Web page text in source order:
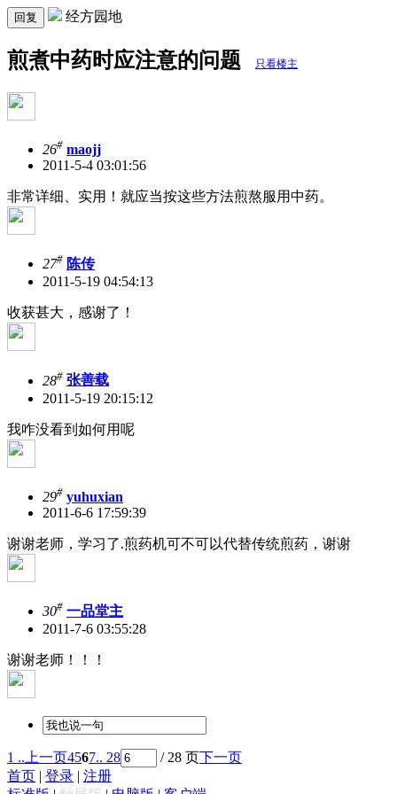
回复 经方园地
煎煮中药时应注意的问题 只看楼主
26# maojj
2011-5-4 03:01:56
非常详细、实用！就应当按这些方法煎熬服用中药。
27# 陈传
2011-5-19 04:54:13
收获甚大，感谢了！
28# 张善载
2011-5-19 20:15:12
我咋没看到如何用呢
29# yuhuxian
2011-6-6 17:59:39
谢谢老师，学习了.煎药机可不可以代替传统煎药，谢谢
30# 一品堂主
2011-7-6 03:55:28
谢谢老师！！！
1 ..上一页4567.. 28 / 28 页
下一页
首页
登录
注册